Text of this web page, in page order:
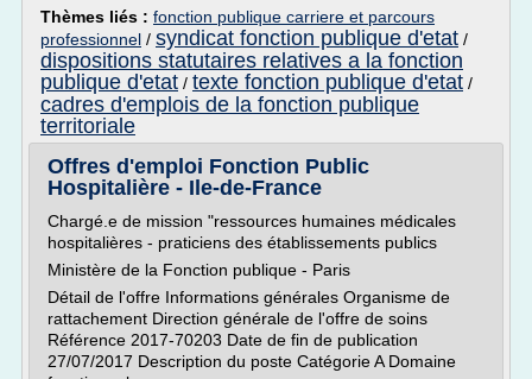
Thèmes liés : fonction publique carriere et parcours
professionnel / syndicat fonction publique d'etat /
dispositions statutaires relatives a la fonction
publique d'etat / texte fonction publique d'etat /
cadres d'emplois de la fonction publique
territoriale
Offres d'emploi Fonction Public
Hospitalière - Ile-de-France
Chargé.e de mission "ressources humaines médicales
hospitalières - praticiens des établissements publics
Ministère de la Fonction publique - Paris
Détail de l'offre Informations générales Organisme de
rattachement Direction générale de l'offre de soins
Référence 2017-70203 Date de fin de publication
27/07/2017 Description du poste Catégorie A Domaine